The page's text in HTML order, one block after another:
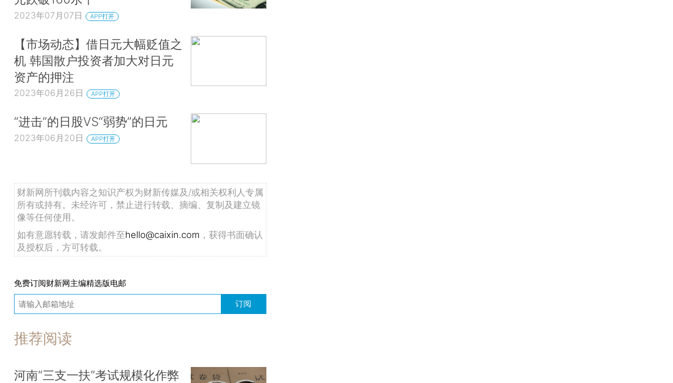
2023年07月07日 APP打开
【市场动态】借日元大幅贬值之
机 韩国散户投资者加大对日元
资产的押注
2023年06月26日 APP打开
“进击”的日股VS“弱势”的日元
2023年06月20日 APP打开
财新网所刊载内容之知识产权为财新传媒及/或相关权利人专属
所有或持有。未经许可，禁止进行转载、摘编、复制及建立镜
像等任何使用。
如有意愿转载，请发邮件至hello@caixin.com ，获得书面确认
及授权后，方可转载。
免费订阅财新网主编精选版电邮
订阅
推荐阅读
河南“三支一扶”考试规模化作弊